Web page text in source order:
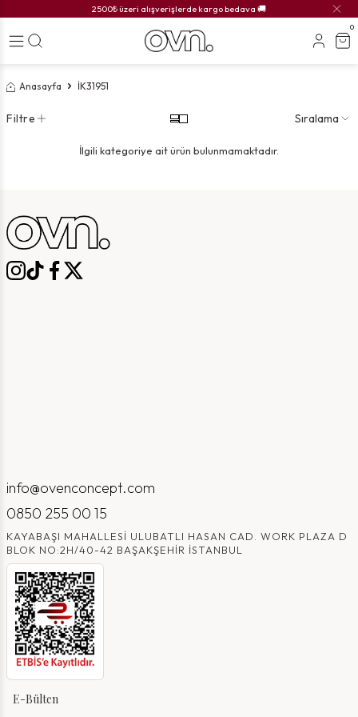
2500₺ üzeri alışverişlerde kargo bedava 🚚
0
Anasayfa İK31951
Filtre Sıralama
İlgili kategoriye ait ürün bulunmamaktadır.
info@ovenconcept.com
0850 255 00 15
KAYABAŞI MAHALLESI ULUBATLI HASAN CAD. WORK PLAZA D
BLOK NO:2H/40-42 BAŞAKŞEHIR İSTANBUL
E-Bülten